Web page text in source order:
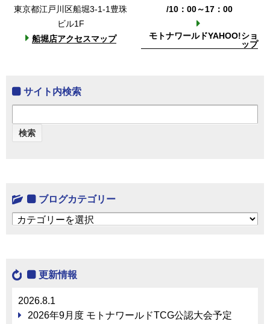
東京都江戸川区船堀3-1-1豊珠
ビル1F
船堀店アクセスマップ
/10：00～17：00
モトナワールドYAHOO!ショ
ップ
サイト内検索
ブログカテゴリー
ブログカテゴリー
更新情報
2026.8.1
2026年9月度 モトナワールドTCG公認大会予定